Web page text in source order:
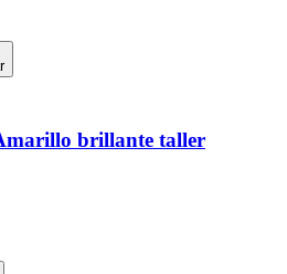
brillante taller